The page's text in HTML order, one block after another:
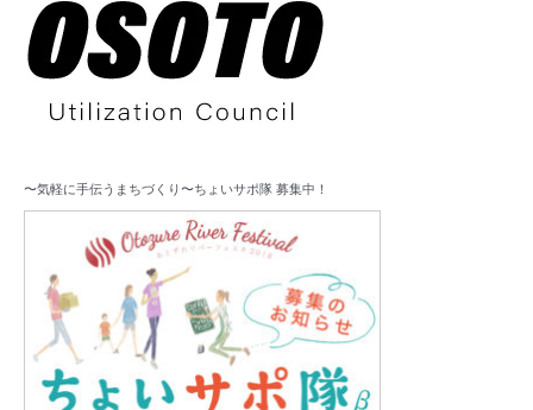
〜気軽に手伝うまちづくり〜ちょいサポ隊 募集中！